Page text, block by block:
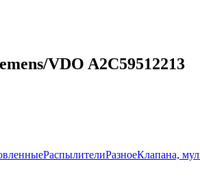
VDO A2C59512213
РаспылителиРазноеКлапана,